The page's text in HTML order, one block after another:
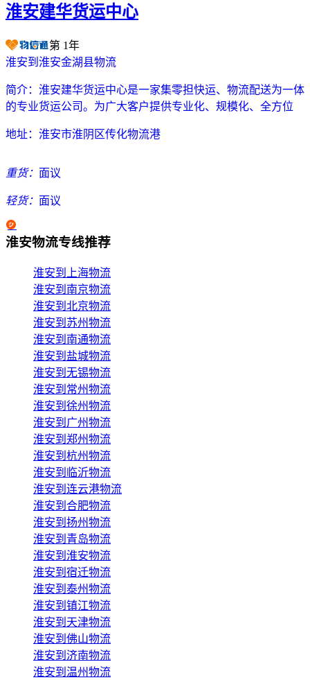
淮安建华货运中心
第 1年
淮安到淮安金湖县物流
简介： 淮安建华货运中心是一家集零担快运、物流配送为一体
的专业货运公司。为广大客户提供专业化、规模化、全方位
地址： 淮安市淮阴区传化物流港
重货： 面议
轻货： 面议
淮安物流专线推荐
淮安到上海物流
淮安到南京物流
淮安到北京物流
淮安到苏州物流
淮安到南通物流
淮安到盐城物流
淮安到无锡物流
淮安到常州物流
淮安到徐州物流
淮安到广州物流
淮安到郑州物流
淮安到杭州物流
淮安到临沂物流
淮安到连云港物流
淮安到合肥物流
淮安到扬州物流
淮安到青岛物流
淮安到淮安物流
淮安到宿迁物流
淮安到泰州物流
淮安到镇江物流
淮安到天津物流
淮安到佛山物流
淮安到济南物流
淮安到温州物流